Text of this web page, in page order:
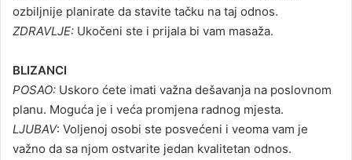
ozbiljnije planirate da stavite tačku na taj odnos.
ZDRAVLJE: Ukočeni ste i prijala bi vam masaža.
BLIZANCI
POSAO: Uskoro ćete imati važna dešavanja na poslovnom
planu. Moguća je i veća promjena radnog mjesta.
LJUBAV: Voljenoj osobi ste posvećeni i veoma vam je
važno da sa njom ostvarite jedan kvalitetan odnos.